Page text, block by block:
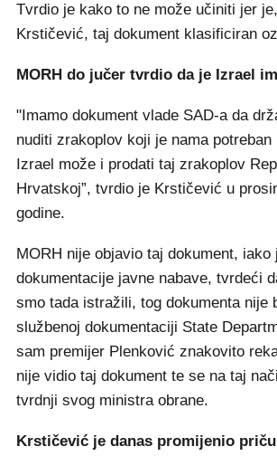
Tvrdio je kako to ne može učiniti jer
Krstičević, taj dokument klasificiran
MORH do jučer tvrdio da je Izrael
"Imamo dokument vlade SAD-a da
nuditi zrakoplov koji je nama potreban
Izrael može i prodati taj zrakoplov
Hrvatskoj”, tvrdio je Krstičević u
godine.
MORH nije objavio taj dokument, iako
dokumentacije javne nabave, tvrdeći
smo tada istražili, tog dokumenta nije
službenoj dokumentaciji State
sam premijer Plenković znakovito
nije vidio taj dokument te se na taj
tvrdnji svog ministra obrane.
Krstičević je danas promijenio